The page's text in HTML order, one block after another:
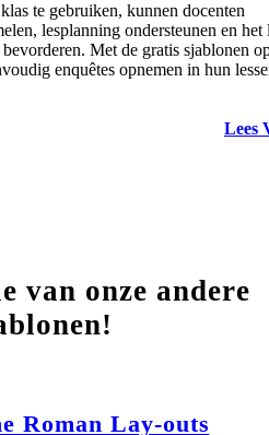
te gebruiken, kunnen docenten
lesplanning ondersteunen en het
Met de gratis sjablonen
enquêtes opnemen in hun
Lees
van onze andere
Roman Lay-outs